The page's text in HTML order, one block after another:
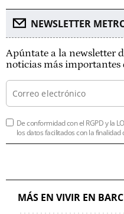
NEWSLETTER
Apúntate a la newsletter
noticias más importantes
De conformidad con el RGPD y la
los datos facilitados con la
MÁS EN VIVIR EN